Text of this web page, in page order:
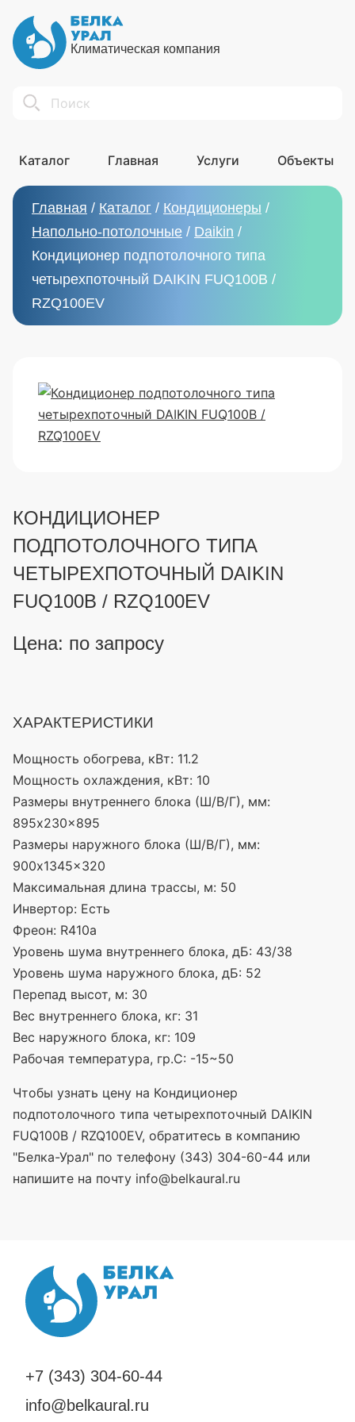
Климатическая компания
Search
Каталог Главная Услуги Объекты
Главная / Каталог / Кондиционеры /
Напольно-потолочные / Daikin /
Кондиционер подпотолочного типа
четырехпоточный DAIKIN FUQ100B /
RZQ100EV
КОНДИЦИОНЕР
ПОДПОТОЛОЧНОГО ТИПА
ЧЕТЫРЕХПОТОЧНЫЙ DAIKIN
FUQ100B / RZQ100EV
Цена: по запросу
ХАРАКТЕРИСТИКИ
Мощность обогрева, кВт: 11.2
Мощность охлаждения, кВт: 10
Размеры внутреннего блока (Ш/В/Г), мм:
895x230x895
Размеры наружного блока (Ш/В/Г), мм:
900x1345x320
Максимальная длина трассы, м: 50
Инвертор: Есть
Фреон: R410a
Уровень шума внутреннего блока, дБ: 43/38
Уровень шума наружного блока, дБ: 52
Перепад высот, м: 30
Вес внутреннего блока, кг: 31
Вес наружного блока, кг: 109
Рабочая температура, гр.С: -15~50
Чтобы узнать цену на Кондиционер
подпотолочного типа четырехпоточный DAIKIN
FUQ100B / RZQ100EV, обратитесь в компанию
"Белка-Урал" по телефону (343) 304-60-44 или
напишите на почту info@belkaural.ru
+7 (343) 304-60-44
info@belkaural.ru